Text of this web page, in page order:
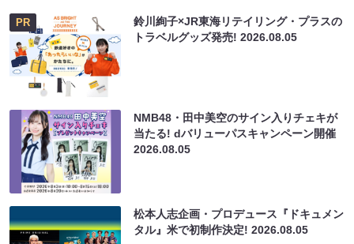
PR
鈴川絢子×JR東海リテイリング・プラスの
トラベルグッズ発売!2026.08.05
NMB48・田中美空のサイン入りチェキが
当たる! dバリューパスキャンペーン開催
2026.08.05
松本人志企画・プロデュース『ドキュメン
タル』米で初制作決定!2026.08.05